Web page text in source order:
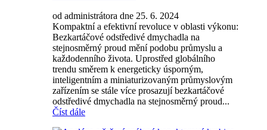
od administrátora dne 25. 6. 2024
Kompaktní a efektivní revoluce v oblasti výkonu:
Bezkartáčové odstředivé dmychadla na
stejnosměrný proud mění podobu průmyslu a
každodenního života. Uprostřed globálního
trendu směrem k energeticky úsporným,
inteligentním a miniaturizovaným průmyslovým
zařízením se stále více prosazují bezkartáčové
odstředivé dmychadla na stejnosměrný proud...
Číst dále